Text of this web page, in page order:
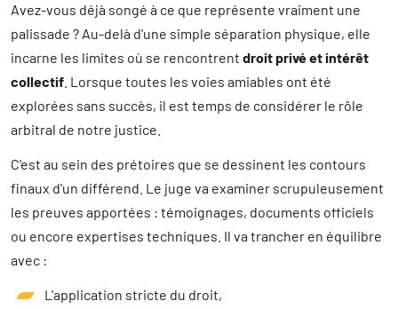
Avez-vous déjà songé à ce que représente vraiment une
palissade ? Au-delà d'une simple séparation physique, elle
incarne les limites où se rencontrent droit privé et intérêt
collectif . Lorsque toutes les voies amiables ont été
explorées sans succès, il est temps de considérer le rôle
arbitral de notre justice.
C'est au sein des prétoires que se dessinent les contours
finaux d'un différend. Le juge va examiner scrupuleusement
les preuves apportées : témoignages, documents officiels
ou encore expertises techniques. Il va trancher en équilibre
avec :
L'application stricte du droit,